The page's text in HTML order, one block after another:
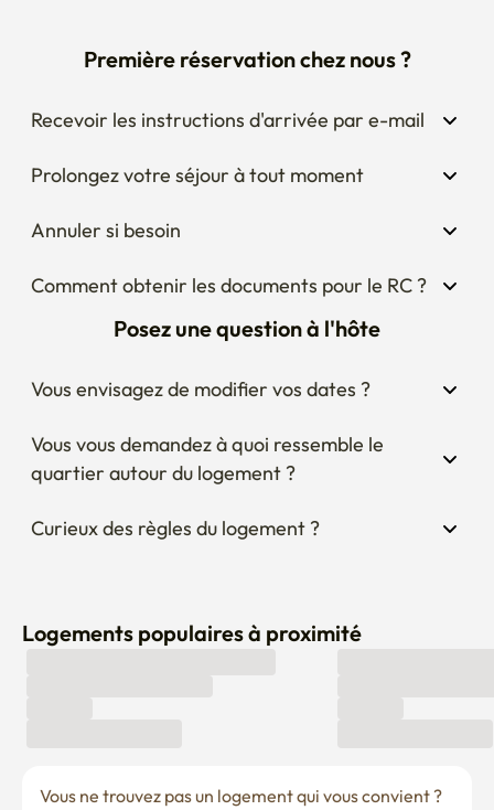
Première réservation chez nous ?
Recevoir les instructions d'arrivée par e-mail
Prolongez votre séjour à tout moment
Annuler si besoin
Comment obtenir les documents pour le RC ?
Posez une question à l'hôte
Vous envisagez de modifier vos dates ?
Vous vous demandez à quoi ressemble le
quartier autour du logement ?
Curieux des règles du logement ?
Logements populaires à proximité
Vous ne trouvez pas un logement qui vous convient ?